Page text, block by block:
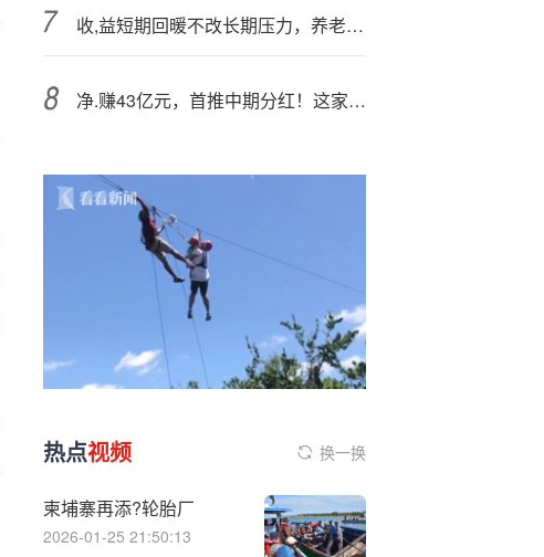
收,益短期回暖不改长期压力，养老理财全国落地与系统基建共塑新生态|银行理财观察
净.赚43亿元，首推中期分红！这家国企凭啥稳健进阶？
热点视频 换一换
柬埔寨再添?轮胎厂
2026-01-25 21:50:13